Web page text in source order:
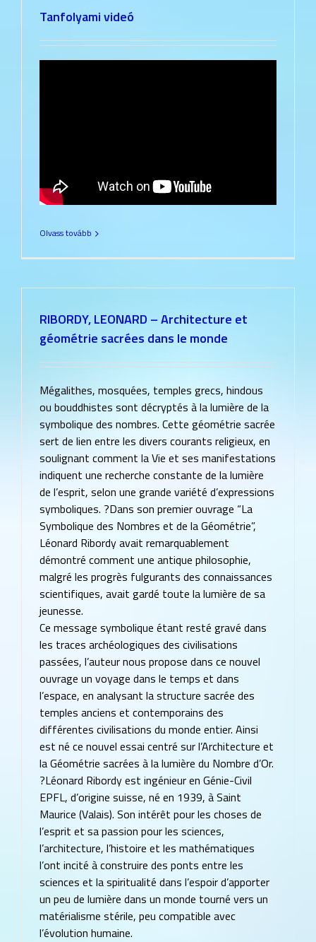
Tanfolyami videó
Olvass tovább
RIBORDY, LEONARD – Architecture et
géométrie sacrées dans le monde
Mégalithes, mosquées, temples grecs, hindous
ou bouddhistes sont décryptés à la lumière de la
symbolique des nombres. Cette géométrie sacrée
sert de lien entre les divers courants religieux, en
soulignant comment la Vie et ses manifestations
indiquent une recherche constante de la lumière
de l’esprit, selon une grande variété d’expressions
symboliques. ?Dans son premier ouvrage “La
Symbolique des Nombres et de la Géométrie”,
Léonard Ribordy avait remarquablement
démontré comment une antique philosophie,
malgré les progrès fulgurants des connaissances
scientifiques, avait gardé toute la lumière de sa
jeunesse.
Ce message symbolique étant resté gravé dans
les traces archéologiques des civilisations
passées, l’auteur nous propose dans ce nouvel
ouvrage un voyage dans le temps et dans
l’espace, en analysant la structure sacrée des
temples anciens et contemporains des
différentes civilisations du monde entier. Ainsi
est né ce nouvel essai centré sur l’Architecture et
la Géométrie sacrées à la lumière du Nombre d’Or.
?Léonard Ribordy est ingénieur en Génie-Civil
EPFL, d’origine suisse, né en 1939, à Saint
Maurice (Valais). Son intérêt pour les choses de
l’esprit et sa passion pour les sciences,
l’architecture, l’histoire et les mathématiques
l’ont incité à construire des ponts entre les
sciences et la spiritualité dans l’espoir d’apporter
un peu de lumière dans un monde tourné vers un
matérialisme stérile, peu compatible avec
l’évolution humaine.